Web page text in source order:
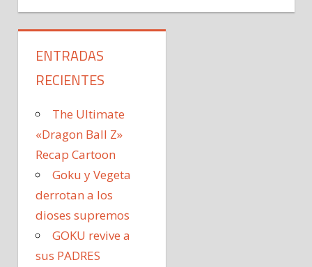
ENTRADAS
RECIENTES
The Ultimate
«Dragon Ball Z»
Recap Cartoon
Goku y Vegeta
derrotan a los
dioses supremos
GOKU revive a
sus PADRES